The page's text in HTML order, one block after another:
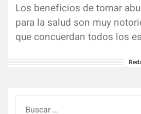
Los beneficios de tomar
para la salud son muy
que concuerdan todos los